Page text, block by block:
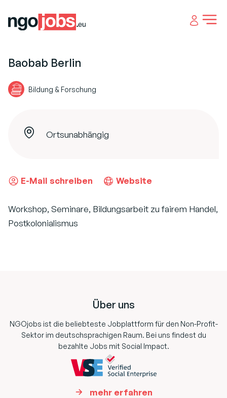
Open
Baobab Berlin
Bildung & Forschung
Ortsunabhängig
E-Mail schreiben Website
Workshop, Seminare, Bildungsarbeit zu fairem Handel,
Postkolonialismus
Über uns
NGOjobs ist die beliebteste Jobplattform für den Non-Profit-
Sektor im deutschsprachigen Raum. Bei uns findest du
bezahlte Jobs mit Social Impact.
mehr erfahren